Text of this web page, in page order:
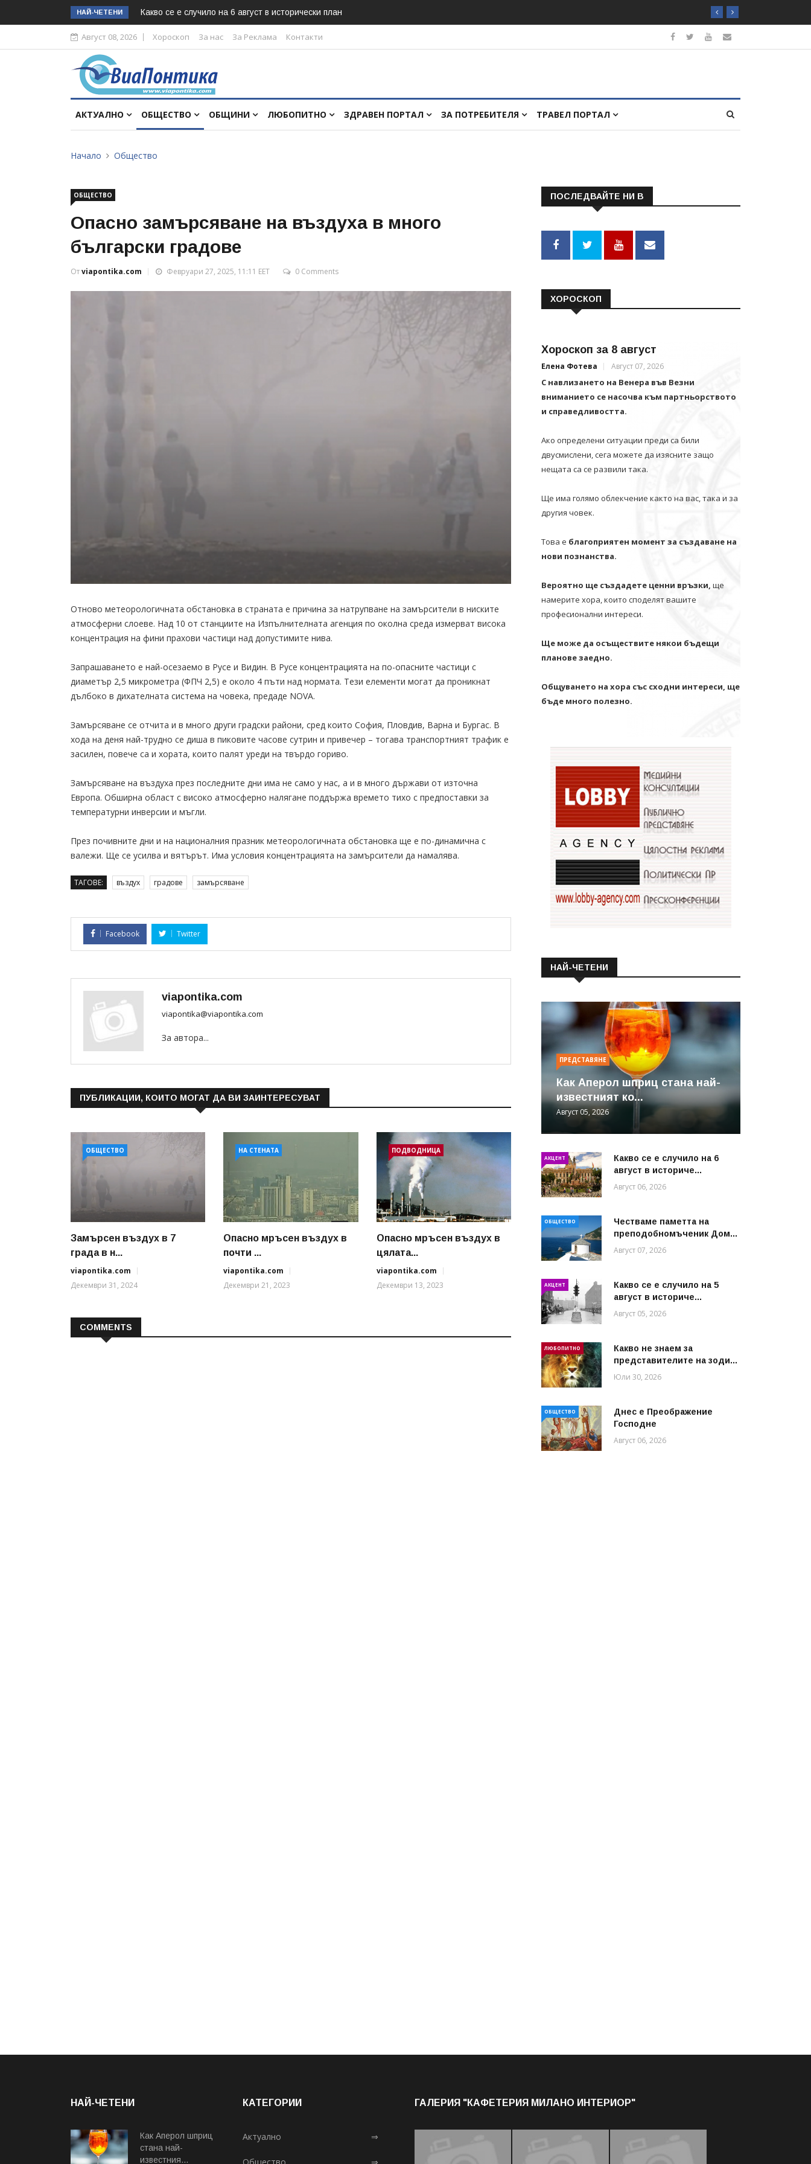
НАЙ-ЧЕТЕНИ Какво се е случило на 6 август в исторически план
Август 08, 2026 Хороскоп За нас За Реклама Контакти
АКТУАЛНО ОБЩЕСТВО ОБЩИНИ ЛЮБОПИТНО ЗДРАВЕН ПОРТАЛ ЗА ПОТРЕБИТЕЛЯ ТРАВЕЛ ПОРТАЛ
Начало Общество
ОБЩЕСТВО
Опасно замърсяване на въздуха в много
български градове
Отviapontika.com Февруари 27, 2025, 11:11 EET 0 Comments
Отново метеорологичната обстановка в страната е причина за натрупване на замърсители в ниските
атмосферни слоеве. Над 10 от станциите на Изпълнителната агенция по околна среда измерват висока
концентрация на фини прахови частици над допустимите нива.
Запрашаването е най-осезаемо в Русе и Видин. В Русе концентрацията на по-опасните частици с
диаметър 2,5 микрометра (ФПЧ 2,5) е около 4 пъти над нормата. Тези елементи могат да проникнат
дълбоко в дихателната система на човека, предаде NOVA.
Замърсяване се отчита и в много други градски райони, сред които София, Пловдив, Варна и Бургас. В
хода на деня най-трудно се диша в пиковите часове сутрин и привечер – тогава транспортният трафик е
засилен, повече са и хората, които палят уреди на твърдо гориво.
Замърсяване на въздуха през последните дни има не само у нас, а и в много държави от източна
Европа. Обширна област с високо атмосферно налягане поддържа времето тихо с предпоставки за
температурни инверсии и мъгли.
През почивните дни и на националния празник метеорологичната обстановка ще е по-динамична с
валежи. Ще се усилва и вятърът. Има условия концентрацията на замърсители да намалява.
ТАГОВЕ: въздух градове замърсяване
Facebook Twitter
viapontika.com
viapontika@viapontika.com
За автора...
ПУБЛИКАЦИИ, КОИТО МОГАТ ДА ВИ ЗАИНТЕРЕСУВАТ
ОБЩЕСТВО
Замърсен въздух в 7
града в н...
viapontika.com
Декември 31, 2024
НА СТЕНАТА
Опасно мръсен въздух в
почти ...
viapontika.com
Декември 21, 2023
ПОДВОДНИЦА
Опасно мръсен въздух в
цялата...
viapontika.com
Декември 13, 2023
COMMENTS
ПОСЛЕДВАЙТЕ НИ В
ХОРОСКОП
Хороскоп за 8 август
Елена Фотева Август 07, 2026
С навлизането на Венера във Везни
вниманието се насочва към партньорството
и справедливостта.
Ако определени ситуации преди са били
двусмислени, сега можете да изясните защо
нещата са се развили така.
Ще има голямо облекчение както на вас, така и за
другия човек.
Това е благоприятен момент за създаване на
нови познанства.
Вероятно ще създадете ценни връзки, ще
намерите хора, които споделят вашите
професионални интереси.
Ще може да осъществите някои бъдещи
планове заедно.
Общуването на хора със сходни интереси, ще
бъде много полезно.
НАЙ-ЧЕТЕНИ
ПРЕДСТАВЯНЕ
Как Аперол шприц стана най-
известният ко...
Август 05, 2026
АКЦЕНТ
Какво се е случило на 6
август в историче...
Август 06, 2026
ОБЩЕСТВО
Честваме паметта на
преподобномъченик Дом...
Август 07, 2026
АКЦЕНТ
Какво се е случило на 5
август в историче...
Август 05, 2026
ЛЮБОПИТНО
Какво не знаем за
представителите на зоди...
Юли 30, 2026
ОБЩЕСТВО
Днес е Преображение
Господне
Август 06, 2026
НАЙ-ЧЕТЕНИ
Как Аперол шприц
стана най-
известния...
КАТЕГОРИИ
Актуално ⇒
Общество ⇒
ГАЛЕРИЯ "КАФЕТЕРИЯ МИЛАНО ИНТЕРИОР"